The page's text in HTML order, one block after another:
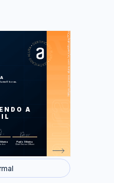
em 6 horas.
A
Paulo Silveira
Chief Vision Officer
https://cursos.alura.com.br/certificate/70cd52f2-0600-45dc-9e3e-4dfcfe74c16e
LAS
O Método Ágil
O Método Waterfall
Foram feitas 26 de 26 atividades.